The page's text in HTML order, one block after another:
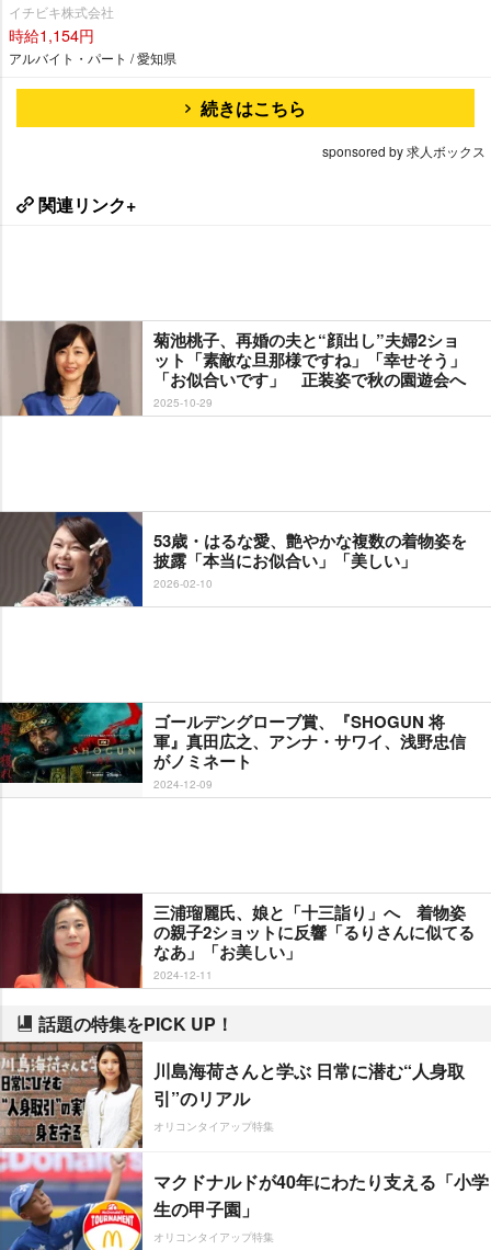
イチビキ株式会社
時給1,154円
アルバイト・パート / 愛知県
続きはこちら
sponsored by 求人ボックス
関連リンク+
菊池桃子、再婚の夫と“顔出し”夫婦2ショ
ット「素敵な旦那様ですね」「幸せそう」
「お似合いです」 正装姿で秋の園遊会へ
2025-10-29
53歳・はるな愛、艶やかな複数の着物姿を
披露「本当にお似合い」「美しい」
2026-02-10
ゴールデングローブ賞、『SHOGUN 将
軍』真田広之、アンナ・サワイ、浅野忠信
がノミネート
2024-12-09
三浦瑠麗氏、娘と「十三詣り」へ 着物姿
の親子2ショットに反響「るりさんに似てる
なあ」「お美しい」
2024-12-11
話題の特集をPICK UP！
川島海荷さんと学ぶ 日常に潜む“人身取
引”のリアル
オリコンタイアップ特集
マクドナルドが40年にわたり支える「小学
生の甲子園」
オリコンタイアップ特集